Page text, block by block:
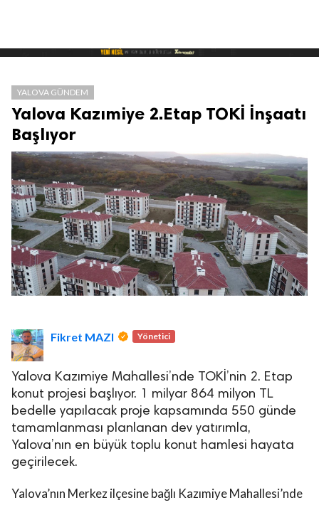
Asayiş
Saklıdır.
YALOVA GÜNDEM
Yalova Kazımiye 2.Etap TOKİ İnşaatı
Başlıyor
Fikret MAZI Yönetici
Yalova Kazımiye Mahallesi’nde TOKİ’nin 2. Etap
konut projesi başlıyor. 1 milyar 864 milyon TL
bedelle yapılacak proje kapsamında 550 günde
tamamlanması planlanan dev yatırımla,
Yalova’nın en büyük toplu konut hamlesi hayata
geçirilecek.
Yalova’nın Merkez ilçesine bağlı Kazımiye Mahallesi’nde